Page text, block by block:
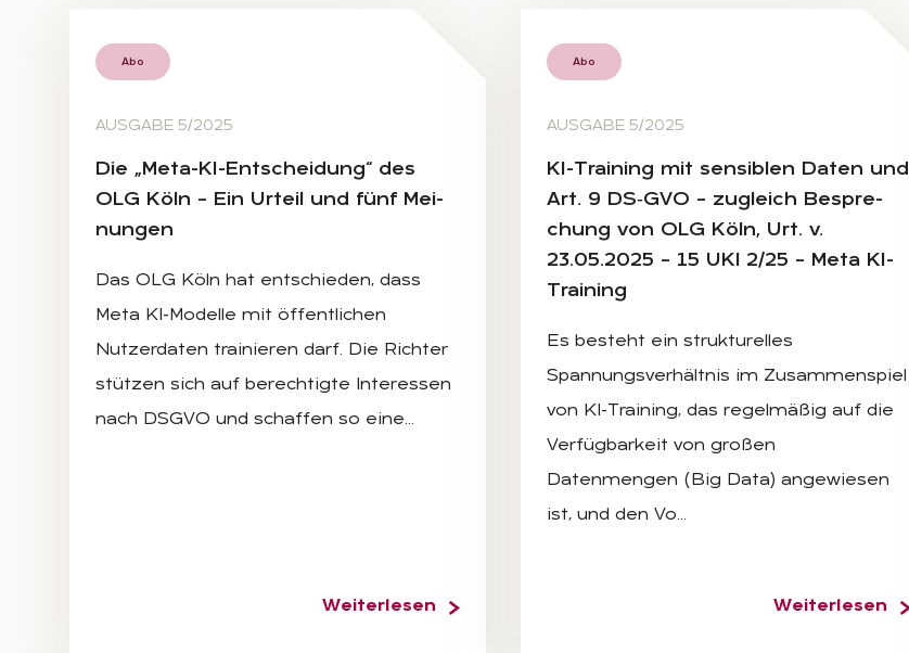
Abo
AUSGABE 5/2025
Die „Meta-KI-Ent­schei­dung“ des
OLG Köln – Ein Ur­teil und fünf Mei­
nun­gen
Das OLG Köln hat entschieden, dass
Meta KI-Modelle mit öffentlichen
Nutzerdaten trainieren darf. Die Richter
stützen sich auf berechtigte Interessen
nach DSGVO und schaffen so eine…
Weiterlesen
Abo
AUSGABE 5/2025
KI-Trai­ning mit sen­si­blen Da­ten und
Art. 9 DS‑G­VO – zu­gleich Be­spre­
chung von OLG Köln, Urt. v.
23.05.2025 – 15 UKl 2/25 – Meta KI-
Trai­ning
Es besteht ein strukturelles
Spannungsverhältnis im Zusammenspiel
von KI-Training, das regelmäßig auf die
Verfügbarkeit von großen
Datenmengen (Big Data) angewiesen
ist, und den Vo…
Weiterlesen